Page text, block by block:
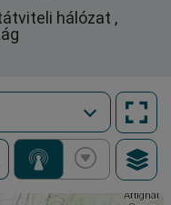
hálózat ,